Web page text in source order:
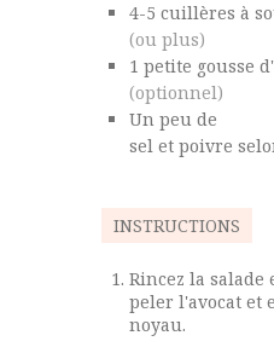
4-5 cuillères à
(ou plus)
1 petite gousse
(optionnel)
Un peu de
sel et poivre
INSTRUCTIONS
Rincez la salade
peler l'avocat et
noyau.